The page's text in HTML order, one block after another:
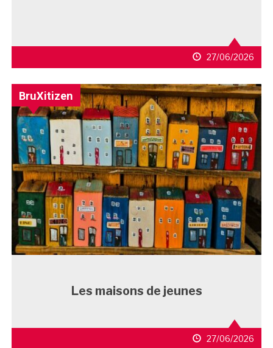
27/06/2026
BruXitizen
Les maisons de jeunes
27/06/2026